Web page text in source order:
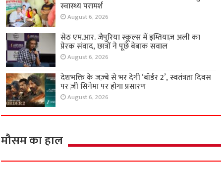
स्वास्थ्य परामर्श
August 6, 2026
सेठ एम.आर. जैपुरिया स्कूल्स में इम्तियाज़ अली का
प्रेरक संवाद, छात्रों ने पूछे बेबाक सवाल
August 6, 2026
देशभक्ति के जज़्बे से भर देगी ‘बॉर्डर 2’, स्वतंत्रता दिवस
पर ज़ी सिनेमा पर होगा प्रसारण
August 6, 2026
मौसम का हाल